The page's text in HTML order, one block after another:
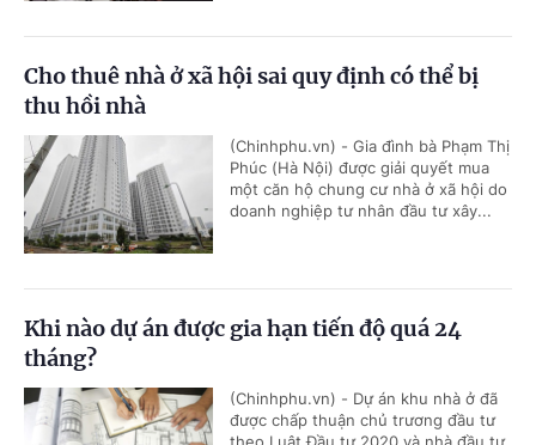
Cho thuê nhà ở xã hội sai quy định có thể bị
thu hồi nhà
(Chinhphu.vn) - Gia đình bà Phạm Thị
Phúc (Hà Nội) được giải quyết mua
một căn hộ chung cư nhà ở xã hội do
doanh nghiệp tư nhân đầu tư xây...
Khi nào dự án được gia hạn tiến độ quá 24
tháng?
(Chinhphu.vn) - Dự án khu nhà ở đã
được chấp thuận chủ trương đầu tư